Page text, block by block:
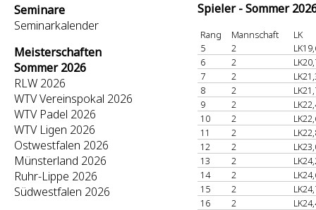
Seminare
Seminarkalender
Meisterschaften
Sommer 2026
RLW 2026
WTV Vereinspokal 2026
WTV Padel 2026
WTV Ligen 2026
Ostwestfalen 2026
Münsterland 2026
Ruhr-Lippe 2026
Südwestfalen 2026
Spieler - Sommer
Rang Mannschaft
LK
5
2
6
2
7
2
8
2
9
2
10
2
11
2
12
2
13
2
14
2
15
2
16
2